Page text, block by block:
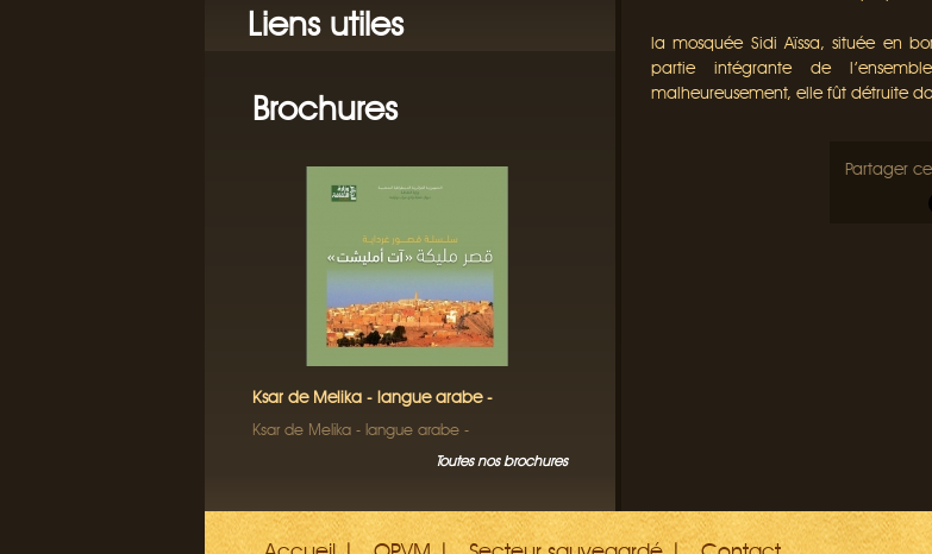
Liens utiles
Brochures
Ksar de Melika - langue arabe -
Ksar de Melika - langue arabe -
Toutes nos brochures
la mosquée Sidi Aïssa, située en
partie intégrante de
malheureusement, elle fût détruite
Partager